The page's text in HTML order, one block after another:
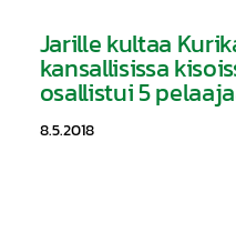
Jarille kultaa
kansallisissa
osallistui 5
8.5.2018